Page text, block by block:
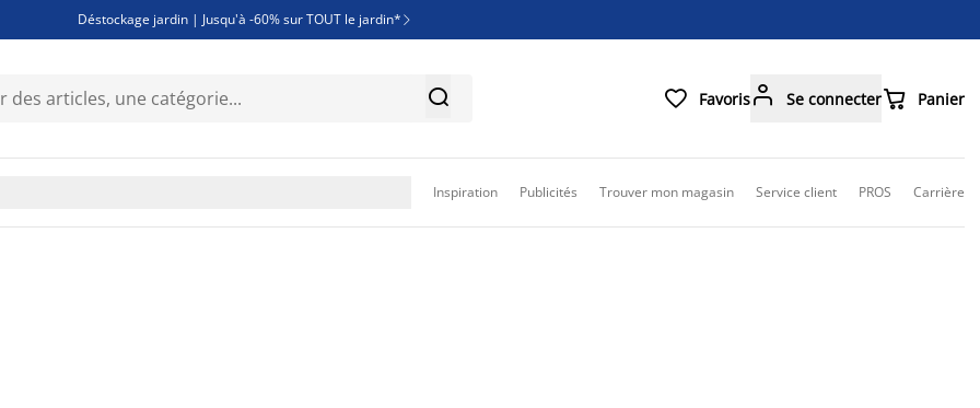
Déstockage jardin | Jusqu'à -60% sur TOUT le jardin* 
Découvrez les nouveautés de la collection   Favoris Se connecter Panier
Inspiration Publicités Trouver mon magasin Service client PROS Carrière